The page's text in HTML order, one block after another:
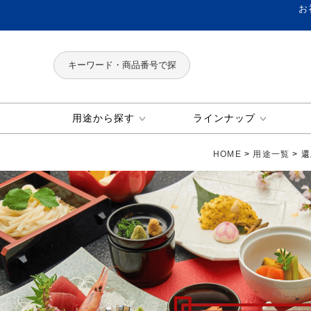
用途から探す ラインナップ
HOME 用途一覧